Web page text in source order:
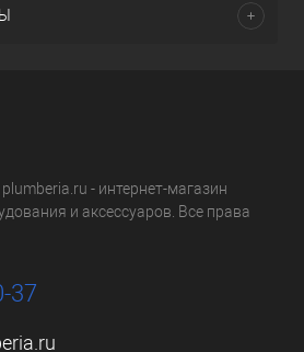
- интернет-магазин
и аксессуаров. Все права
37